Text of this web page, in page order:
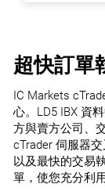
超快訂單
IC Markets
心。LD5 IBX 資
方與賣方公司、
cTrader 伺服器
以及最快的交易
單，使您充分利